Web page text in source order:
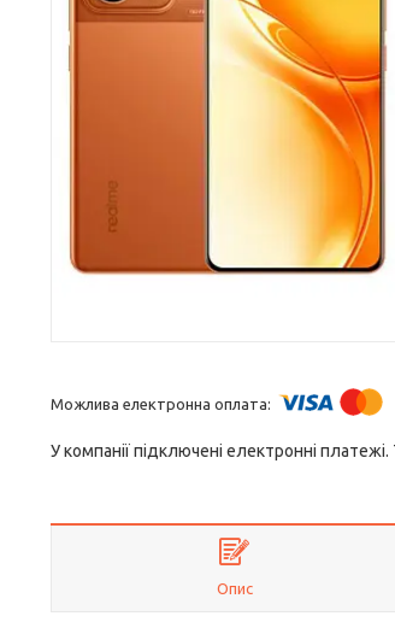
У компанії підключені електронні
Опис